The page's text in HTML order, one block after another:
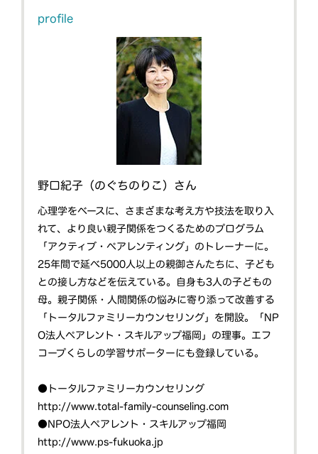
profile
野口紀子（のぐちのりこ）さん
心理学をベースに、さまざまな考え方や技法を取り入
れて、より良い親子関係をつくるためのプログラム
「アクティブ・ペアレンティング」のトレーナーに。
25年間で延べ5000人以上の親御さんたちに、子ども
との接し方などを伝えている。自身も3人の子どもの
母。親子関係・人間関係の悩みに寄り添って改善する
「トータルファミリーカウンセリング」を開設。「NP
O法人ペアレント・スキルアップ福岡」の理事。エフ
コープくらしの学習サポーターにも登録している。
●トータルファミリーカウンセリング
http://www.total-family-counseling.com
●NPO法人ペアレント・スキルアップ福岡
http://www.ps-fukuoka.jp